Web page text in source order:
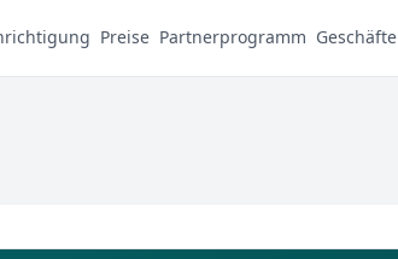
Preise Partnerprogramm Geschäfte